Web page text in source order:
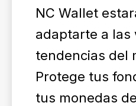
NC Wallet
adaptarte a las
tendencias del
Protege tus
tus monedas